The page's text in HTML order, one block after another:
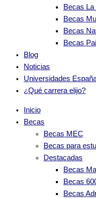
Becas La
Becas
Becas
Becas
Blog
Noticias
Universidades
¿Qué carrera elijo?
Inicio
Becas
Becas MEC
Becas para
Destacadas
Becas
Becas
Becas